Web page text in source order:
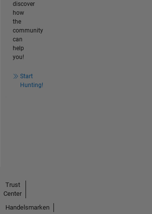
discover
how
the
community
can
help
you!
Start
Hunting!
Trust
Center
Handelsmarken